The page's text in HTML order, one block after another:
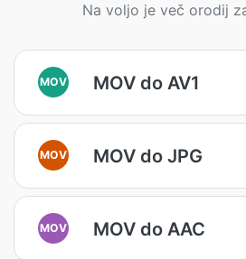
Na voljo je več orodij
MOV MOV do AV1
MOV MOV do JPG
MOV MOV do AAC